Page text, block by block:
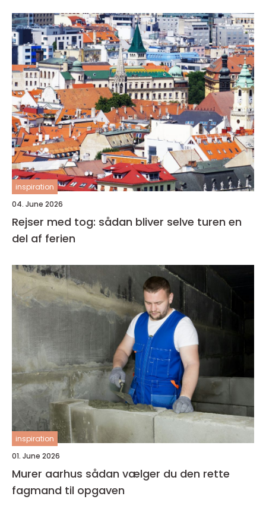
inspiration
04. June 2026
Rejser med tog: sådan bliver selve turen en
del af ferien
inspiration
01. June 2026
Murer aarhus sådan vælger du den rette
fagmand til opgaven